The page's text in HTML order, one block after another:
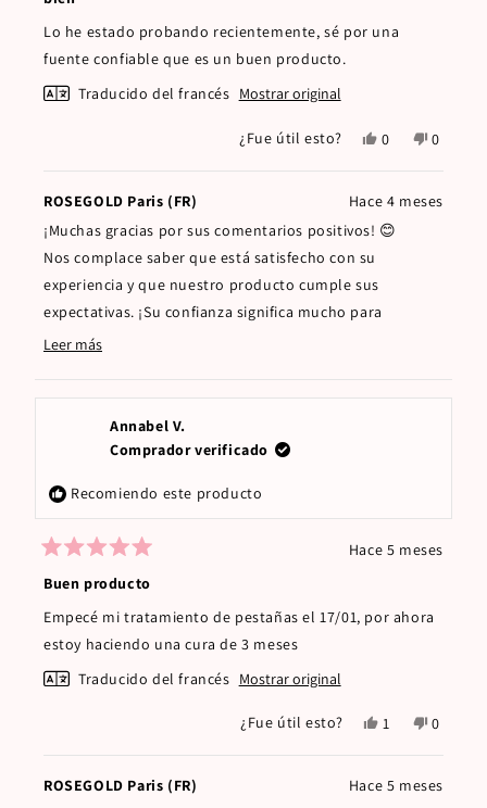
de
5
estrellas
Lo he estado probando recientemente, sé por una
fuente confiable que es un buen producto.
Traducido del francés Mostrar original
¿Fue útil esto?
Sí,
reseña
de
C.
0
votaron
sí
No,
reseña
de
0
votaron
no
ROSEGOLD Paris (FR)
Hace 4 meses
¡Muchas gracias por sus comentarios positivos! 😊
Nos complace saber que está satisfecho con su
experiencia y que nuestro producto cumple sus
expectativas. ¡Su confianza significa mucho para
nosotros!
Leer más
more
about
review
Annabel V.
Comprador verificado
Recomiendo este producto
5
de
5
estrellas
Hace 5 meses
Buen producto
Empecé mi tratamiento de pestañas el 17/01, por ahora
estoy haciendo una cura de 3 meses
Traducido del francés Mostrar original
¿Fue útil esto?
Sí,
reseña
de
1
votó
sí
No,
reseña
de
0
votaron
no
ROSEGOLD Paris (FR)
Hace 5 meses